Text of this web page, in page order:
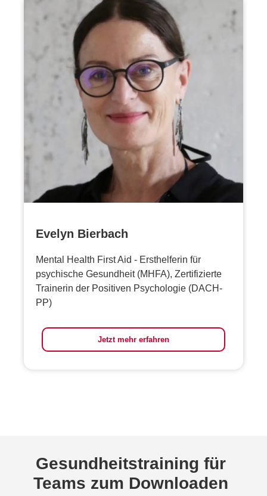
Evelyn Bierbach
Mental Health First Aid - Ersthelferin für
psychische Gesundheit (MHFA), Zertifizierte
Trainerin der Positiven Psychologie (DACH-
PP)
Jetzt mehr erfahren
Gesundheitstraining für
Teams zum Downloaden